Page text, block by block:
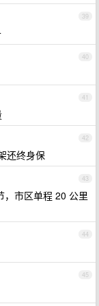
39
40
41
42
还终身保
43
，市区单程 20 公里
44
45